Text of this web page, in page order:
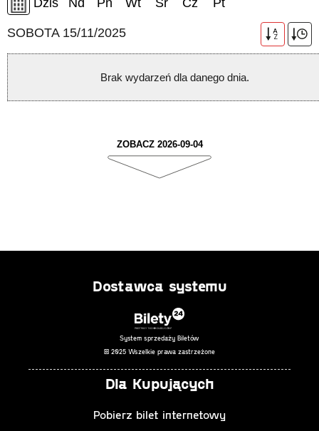
Dziś Nd Pn Wt Śr Cz Pt
SOBOTA 15/11/2025 A
Z
Brak wydarzeń dla danego dnia.
ZOBACZ 2026-09-04
Dostawca systemu
System sprzedaży Biletów
© 2025 Wszelkie prawa zastrzeżone
Dla Kupujących
Pobierz bilet internetowy